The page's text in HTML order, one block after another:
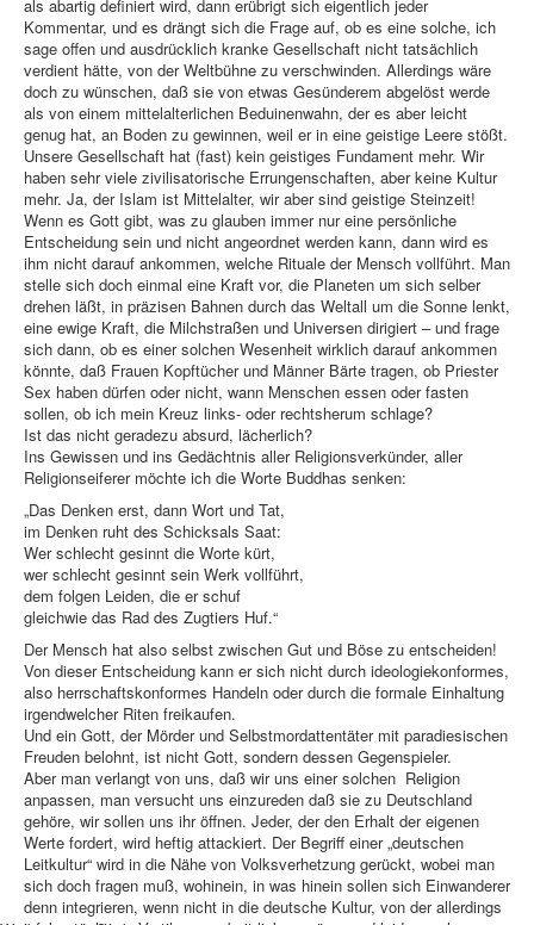
als abartig definiert wird, dann erübrigt sich eigentlich jeder
Kommentar, und es drängt sich die Frage auf, ob es eine solche, ich
sage offen und ausdrücklich kranke Gesellschaft nicht tatsächlich
verdient hätte, von der Weltbühne zu verschwinden. Allerdings wäre
doch zu wünschen, daß sie von etwas Gesünderem abgelöst werde
als von einem mittelalterlichen Beduinenwahn, der es aber leicht
genug hat, an Boden zu gewinnen, weil er in eine geistige Leere stößt.
Unsere Gesellschaft hat (fast) kein geistiges Fundament mehr. Wir
haben sehr viele zivilisatorische Errungenschaften, aber keine Kultur
mehr. Ja, der Islam ist Mittelalter, wir aber sind geistige Steinzeit!
Wenn es Gott gibt, was zu glauben immer nur eine persönliche
Entscheidung sein und nicht angeordnet werden kann, dann wird es
ihm nicht darauf ankommen, welche Rituale der Mensch vollführt. Man
stelle sich doch einmal eine Kraft vor, die Planeten um sich selber
drehen läßt, in präzisen Bahnen durch das Weltall um die Sonne lenkt,
eine ewige Kraft, die Milchstraßen und Universen dirigiert – und frage
sich dann, ob es einer solchen Wesenheit wirklich darauf ankommen
könnte, daß Frauen Kopftücher und Männer Bärte tragen, ob Priester
Sex haben dürfen oder nicht, wann Menschen essen oder fasten
sollen, ob ich mein Kreuz links- oder rechtsherum schlage?
Ist das nicht geradezu absurd, lächerlich?
Ins Gewissen und ins Gedächtnis aller Religionsverkünder, aller
Religionseiferer möchte ich die Worte Buddhas senken:
„Das Denken erst, dann Wort und Tat,
im Denken ruht des Schicksals Saat:
Wer schlecht gesinnt die Worte kürt,
wer schlecht gesinnt sein Werk vollführt,
dem folgen Leiden, die er schuf
gleichwie das Rad des Zugtiers Huf.“
Der Mensch hat also selbst zwischen Gut und Böse zu entscheiden!
Von dieser Entscheidung kann er sich nicht durch ideologiekonformes,
also herrschaftskonformes Handeln oder durch die formale Einhaltung
irgendwelcher Riten freikaufen.
Und ein Gott, der Mörder und Selbstmordattentäter mit paradiesischen
Freuden belohnt, ist nicht Gott, sondern dessen Gegenspieler.
Aber man verlangt von uns, daß wir uns einer solchen Religion
anpassen, man versucht uns einzureden daß sie zu Deutschland
gehöre, wir sollen uns ihr öffnen. Jeder, der den Erhalt der eigenen
Werte fordert, wird heftig attackiert. Der Begriff einer „deutschen
Leitkultur“ wird in die Nähe von Volksverhetzung gerückt, wobei man
sich doch fragen muß, wohinein, in was hinein sollen sich Einwanderer
denn integrieren, wenn nicht in die deutsche Kultur, von der allerdings